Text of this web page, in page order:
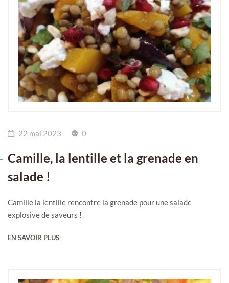
22 mai 2023 0
Camille, la lentille et la grenade en
salade !
Camille la lentille rencontre la grenade pour une salade
explosive de saveurs !
EN SAVOIR PLUS